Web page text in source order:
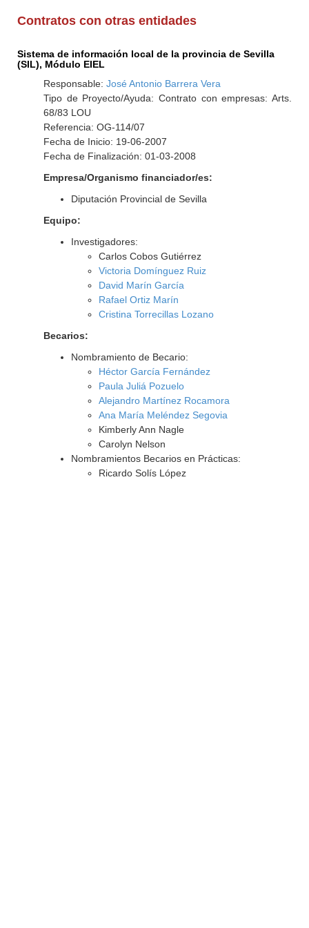
Contratos con otras entidades
Sistema de información local de la provincia de Sevilla
(SIL), Módulo EIEL
Responsable: José Antonio Barrera Vera
Tipo de Proyecto/Ayuda: Contrato con empresas: Arts.
68/83 LOU
Referencia: OG-114/07
Fecha de Inicio: 19-06-2007
Fecha de Finalización: 01-03-2008
Empresa/Organismo financiador/es:
Diputación Provincial de Sevilla
Equipo:
Investigadores:
Carlos Cobos Gutiérrez
Victoria Domínguez Ruiz
David Marín García
Rafael Ortiz Marín
Cristina Torrecillas Lozano
Becarios:
Nombramiento de Becario:
Héctor García Fernández
Paula Juliá Pozuelo
Alejandro Martínez Rocamora
Ana María Meléndez Segovia
Kimberly Ann Nagle
Carolyn Nelson
Nombramientos Becarios en Prácticas:
Ricardo Solís López